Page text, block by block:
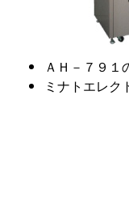
ＡＨ－７９１
ミナトエレク